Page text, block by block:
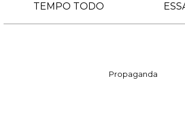
TEMPO TODO
Propaganda